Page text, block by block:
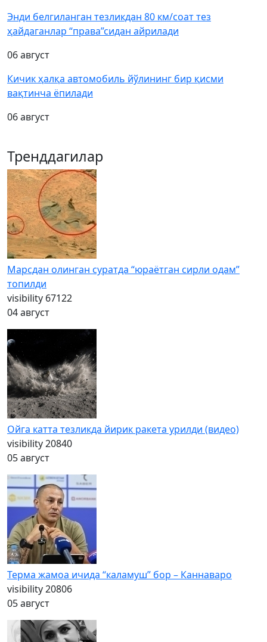
Энди белгиланган тезликдан 80 км/соат тез
ҳайдаганлар “права”сидан айрилади
06 август
Кичик ҳалқа автомобиль йўлининг бир қисми
вақтинча ёпилади
06 август
Тренддагилар
Марсдан олинган суратда “юраётган сирли одам”
топилди
visibility 67122
04 август
Ойга катта тезликда йирик ракета урилди (видео)
visibility20840
05 август
Терма жамоа ичида “каламуш” бор – Каннаваро
visibility20806
05 август